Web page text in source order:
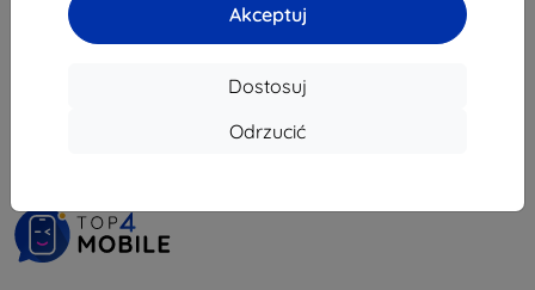
Akceptuj
Dostosuj
Odrzucić